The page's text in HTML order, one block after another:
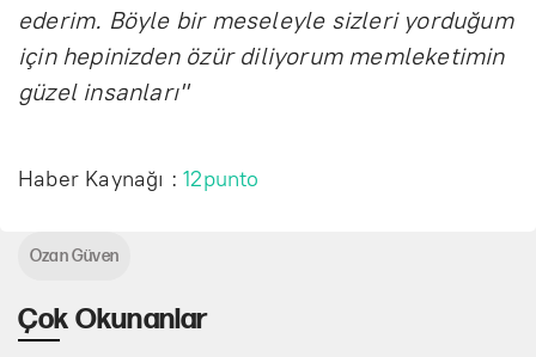
ederim. Böyle bir meseleyle sizleri yorduğum
için hepinizden özür diliyorum memleketimin
güzel insanları"
Haber Kaynağı :12punto
Çok Okunanlar
Ozan Güven